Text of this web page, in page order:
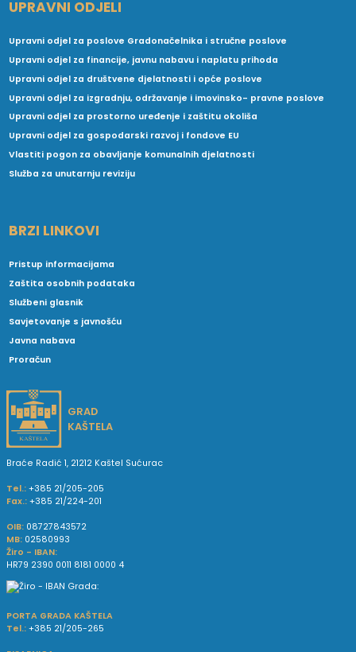
UPRAVNI ODJELI
Upravni odjel za poslove Gradonačelnika i stručne poslove
Upravni odjel za financije, javnu nabavu i naplatu prihoda
Upravni odjel za društvene djelatnosti i opće poslove
Upravni odjel za izgradnju, održavanje i imovinsko- pravne poslove
Upravni odjel za prostorno uređenje i zaštitu okoliša
Upravni odjel za gospodarski razvoj i fondove EU
Vlastiti pogon za obavljanje komunalnih djelatnosti
Služba za unutarnju reviziju
BRZI LINKOVI
Pristup informacijama
Zaštita osobnih podataka
Službeni glasnik
Savjetovanje s javnošću
Javna nabava
Proračun
GRAD
KAŠTELA
Braće Radić 1, 21212 Kaštel Sućurac
Tel.: +385 21/205-205
Fax.: +385 21/224-201
OIB: 08727843572
MB: 02580993
Žiro - IBAN:
HR79 2390 0011 8181 0000 4
PORTA GRADA KAŠTELA
Tel.: +385 21/205-265